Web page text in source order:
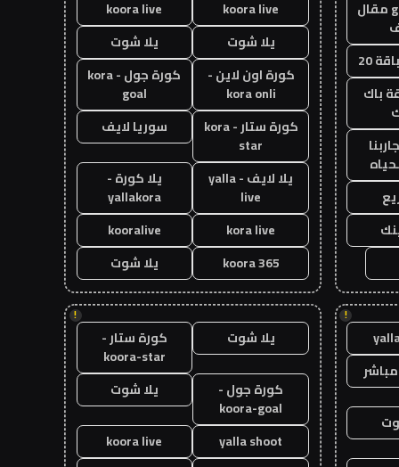
guest post مقال
20
باك
!
koora live
koora live
يلا شوت
يلا شوت
كورة اون لاين -
kora onli
كورة جول - kora
goal
كورة ستار - kora
star
سوريا لايف
يلا لايف - yalla
live
يلا كورة -
yallakora
kora live
kooralive
koora 365
يلا شوت
!
يلا شوت
كورة ستار -
koora-star
كورة جول -
koora-goal
يلا شوت
yalla shoot
koora live